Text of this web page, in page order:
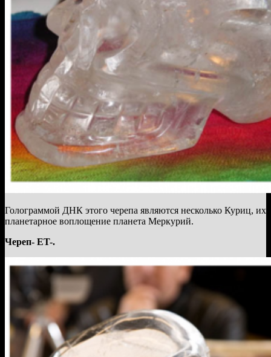
Голограммой ДНК этого черепа являются несколько Куриц, их
планетарное воплощение планета Меркурий.
Череп- ET-.